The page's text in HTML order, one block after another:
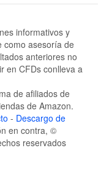
informativos y
como asesoría de
anteriores no
en CFDs conlleva a
de afiliados de
de Amazon.
- Descargo de
en contra, ©
reservados